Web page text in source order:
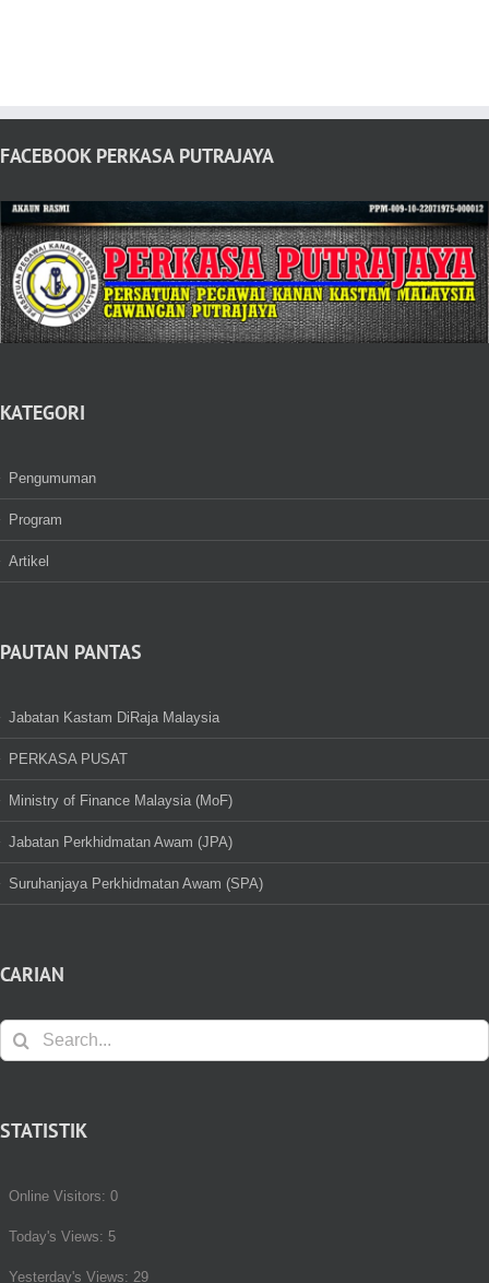
FACEBOOK PERKASA PUTRAJAYA
KATEGORI
Pengumuman
Program
Artikel
PAUTAN PANTAS
Jabatan Kastam DiRaja Malaysia
PERKASA PUSAT
Ministry of Finance Malaysia (MoF)
Jabatan Perkhidmatan Awam (JPA)
Suruhanjaya Perkhidmatan Awam (SPA)
CARIAN
Search
for:
STATISTIK
Online Visitors: 0
Today's Views: 5
Yesterday's Views: 29